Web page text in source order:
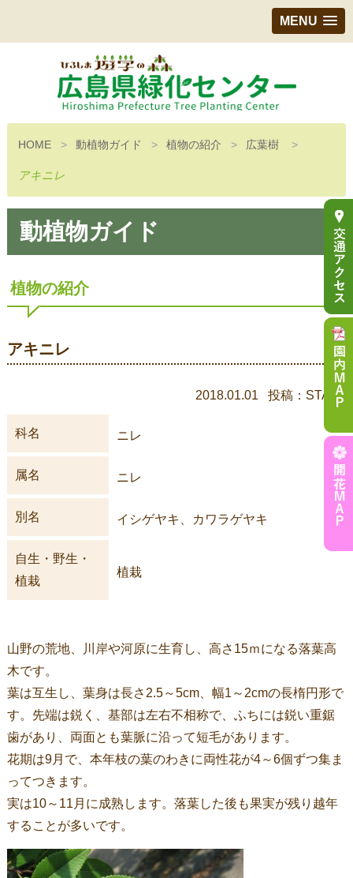
MENU
HOME 動植物ガイド 植物の紹介 広葉樹
アキニレ
動植物ガイド
植物の紹介
アキニレ
2018.01.01 投稿：STAFF
科名 ニレ
属名 ニレ
別名 イシゲヤキ、カワラゲヤキ
自生・野生・
植栽
植栽
山野の荒地、川岸や河原に生育し、高さ15ｍになる落葉高
木です。
葉は互生し、葉身は長さ2.5～5cm、幅1～2cmの長楕円形で
す。先端は鋭く、基部は左右不相称で、ふちには鋭い重鋸
歯があり、両面とも葉脈に沿って短毛があります。
花期は9月で、本年枝の葉のわきに両性花が4～6個ずつ集ま
ってつきます。
実は10～11月に成熟します。落葉した後も果実が残り越年
することが多いです。